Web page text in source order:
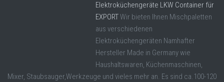
Elektroküchengeräte LKW Container für
EXPORTWir bieten Ihnen Mischpaletten
aus verschiedenen
Elektroküchengeräten Namhafter
Hersteller Made in Germany wie
Haushaltswaren, Küchenmaschinen,
Mixer, Staubsauger,Werkzeuge und vieles mehr an. Es sind ca.100-120